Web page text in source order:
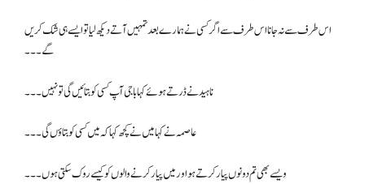
اس طرف سے نہ جانا اس طرف سے اگر کسی نے ہمارے بعد تمہیں آتے دیکھ لیا تو ایسے ہی شک کریں
گے۔۔۔
ناہید نے ڈرتے ہوئے کہا باجی آپ کسی کو بتائیں گی تو نہیں۔۔۔
عاصمہ نے کہا میں نے کچھ کہا کہ میں کسی کو بتاؤں گی۔۔۔
ویسے بھی تم دونوں پیار کرتے ہو اور میں پیار کرنے والوں کو کیسے روک سکتی ہوں۔۔۔